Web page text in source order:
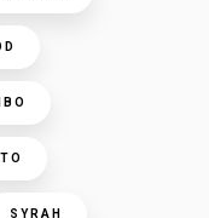
SYRAH